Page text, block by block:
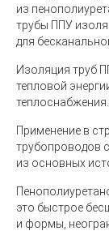
из
трубы ППУ
для
Изоляция труб
тепловой
теплоснабжения.
Применение в
трубопроводов
из основных
это быстрое
и формы,